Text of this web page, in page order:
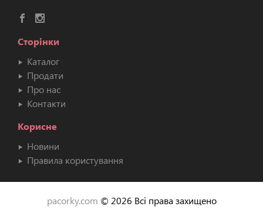
Сторінки
Каталог
Продати
Про нас
Контакти
Корисне
Новини
Правила користування
pacorky.com © 2026 Всі права захищено